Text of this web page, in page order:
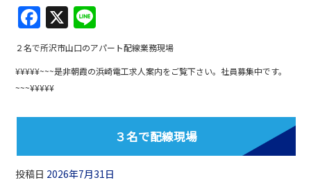
F
a
c
e
o
o
k
X
n
e
２名で所沢市山口のアパート配線業務現場
¥¥¥¥¥~~~是非朝霞の浜崎電工求人案内をご覧下さい。社員募集中です。
~~~¥¥¥¥¥
３名で配線現場
投稿日 2026年7月31日